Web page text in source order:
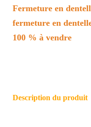
Fermeture en
fermeture en
100 % à vendre
Description du produit